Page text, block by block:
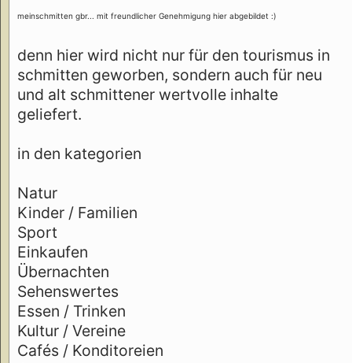
meinschmitten gbr... mit freundlicher Genehmigung hier abgebildet :)
denn hier wird nicht nur für den tourismus in
schmitten geworben, sondern auch für neu
und alt schmittener wertvolle inhalte
geliefert.
in den kategorien
Natur
Kinder / Familien
Sport
Einkaufen
Übernachten
Sehenswertes
Essen / Trinken
Kultur / Vereine
Cafés / Konditoreien